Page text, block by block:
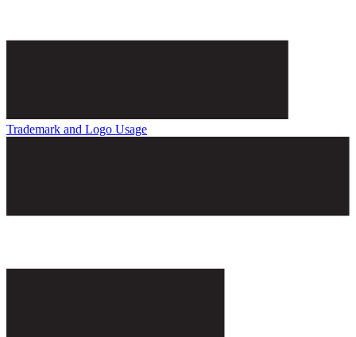
Trademark and Logo Usage